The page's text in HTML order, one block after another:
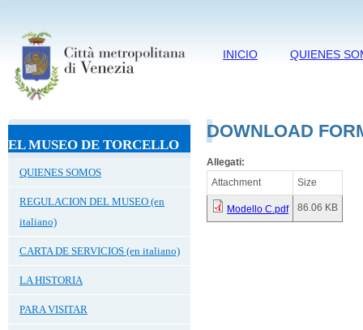
INICIO QUIENES
EL MUSEO DE TORCELLO
QUIENES SOMOS
REGULACION DEL MUSEO (en
italiano)
CARTA DE SERVICIOS (en italiano)
LA HISTORIA
PARA VISITAR
DOWNLOAD
Allegati:
Attachment
Size
Modello C.pdf 86.06 KB